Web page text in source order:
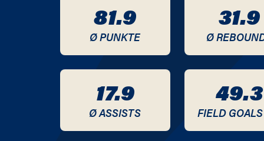
2019 / 2020
2018 / 2019
2016 / 2017
81.9
Ø PUNKTE
31.9
Ø
17.9
Ø ASSISTS
49.3
FIELD